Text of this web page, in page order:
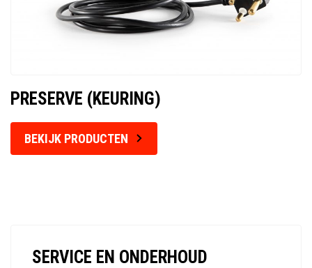
PRESERVE (KEURING)
BEKIJK PRODUCTEN
SERVICE EN ONDERHOUD